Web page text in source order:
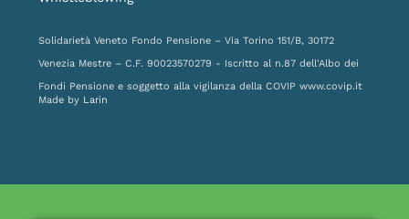
Solidarietà Veneto Fondo Pensione – Via Torino 151/B, 30172
Venezia Mestre – C.F. 90023570279 - Iscritto al n.87 dell'Albo dei
Fondi Pensione e soggetto alla vigilanza della COVIP www.covip.it
Made by Larin